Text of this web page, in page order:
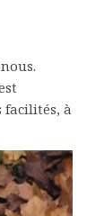
facilités, à